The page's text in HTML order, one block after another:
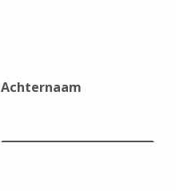
Achternaam